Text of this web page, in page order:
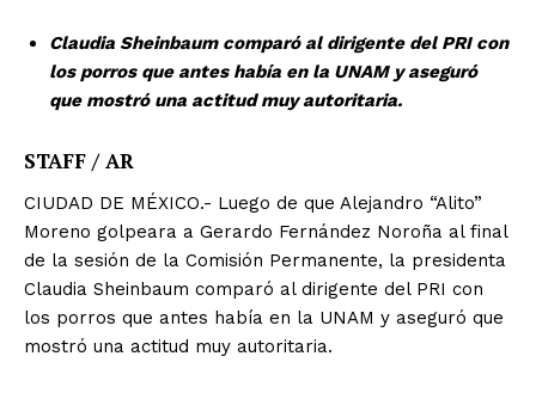
Claudia Sheinbaum comparó al dirigente del PRI con
los porros que antes había en la UNAM y aseguró
que mostró una actitud muy autoritaria.
STAFF / AR
CIUDAD DE MÉXICO.- Luego de que Alejandro “Alito”
Moreno golpeara a Gerardo Fernández Noroña al final
de la sesión de la Comisión Permanente, la presidenta
Claudia Sheinbaum comparó al dirigente del PRI con
los porros que antes había en la UNAM y aseguró que
mostró una actitud muy autoritaria.